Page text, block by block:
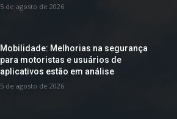
5 de agosto de 2026
Mobilidade: Melhorias na segurança
para motoristas e usuários de
aplicativos estão em análise
5 de agosto de 2026